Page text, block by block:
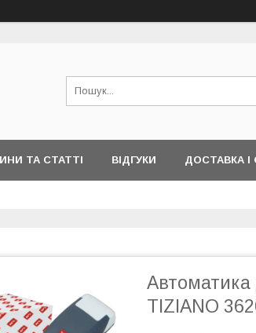
ТА СТАТТІ ВІДГУКИ ДОСТАВКА І
Автоматика
TIZIANO